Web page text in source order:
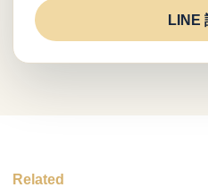
LINE
Related